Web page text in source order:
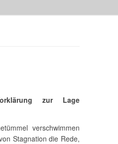
zur Lage
verschwimmen
Stagnation die Rede,